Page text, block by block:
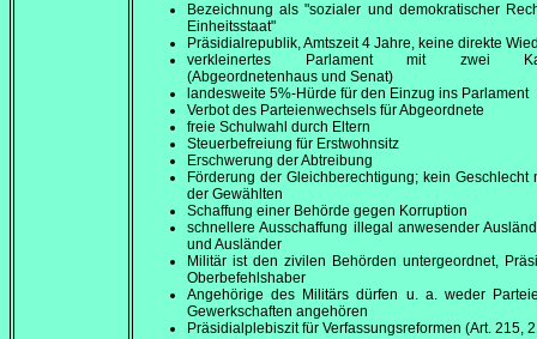
Bezeichnung als "sozialer und demokratischer
Einheitsstaat"
Präsidialrepublik, Amtszeit 4 Jahre, keine direkte
verkleinertes Parlament mit zwei
(Abgeordnetenhaus und Senat)
landesweite 5%-Hürde für den Einzug ins Parlament
Verbot des Parteienwechsels für Abgeordnete
freie Schulwahl durch Eltern
Steuerbefreiung für Erstwohnsitz
Erschwerung der Abtreibung
Förderung der Gleichberechtigung; kein Geschlecht
der Gewählten
Schaffung einer Behörde gegen Korruption
schnellere Ausschaffung illegal anwesender
und Ausländer
Militär ist den zivilen Behörden untergeordnet,
Oberbefehlshaber
Angehörige des Militärs dürfen u. a. weder
Gewerkschaften angehören
Präsidialplebiszit für Verfassungsreformen (Art. 215,